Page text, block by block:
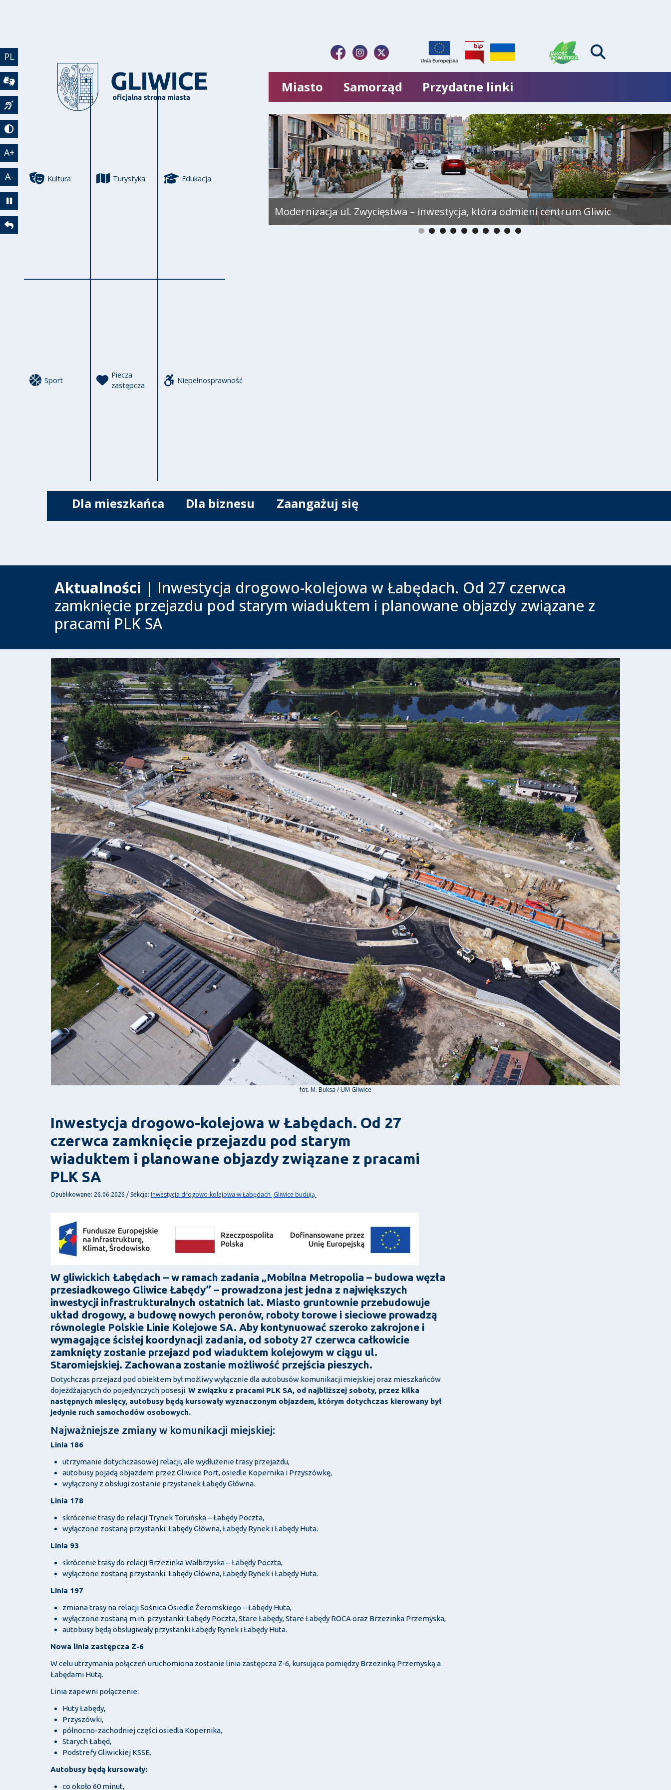
PL
Wideotłumacz
Język migowy
Tryb kontrastowy
A+
A-
Zatrzymaj animację
Powrót
Miasto Samorząd Przydatne linki
Modernizacja ul. Zwycięstwa – inwestycja, która odmieni centrum Gliwic
Kultura Turystyka Edukacja
Sport
Piecza
zastępcza
Niepełnosprawność
Dla mieszkańca Dla biznesu Zaangażuj się
Aktualności | Inwestycja drogowo-kolejowa w Łabędach. Od 27 czerwca
zamknięcie przejazdu pod starym wiaduktem i planowane objazdy związane z
pracami PLK SA
fot. M. Buksa / UM Gliwice
Inwestycja drogowo-kolejowa w Łabędach. Od 27
czerwca zamknięcie przejazdu pod starym
wiaduktem i planowane objazdy związane z pracami
PLK SA
Opublikowane: 26.06.2026 / Sekcja: Inwestycja drogowo-kolejowa w Łabędach Gliwice budują
W gliwickich Łabędach – w ramach zadania „Mobilna Metropolia – budowa węzła
przesiadkowego Gliwice Łabędy” – prowadzona jest jedna z największych
inwestycji infrastrukturalnych ostatnich lat. Miasto gruntownie przebudowuje
układ drogowy, a budowę nowych peronów, roboty torowe i sieciowe prowadzą
równolegle Polskie Linie Kolejowe SA. Aby kontynuować szeroko zakrojone i
wymagające ścisłej koordynacji zadania, od soboty 27 czerwca całkowicie
zamknięty zostanie przejazd pod wiaduktem kolejowym w ciągu ul.
Staromiejskiej. Zachowana zostanie możliwość przejścia pieszych.
Dotychczas przejazd pod obiektem był możliwy wyłącznie dla autobusów komunikacji miejskiej oraz mieszkańców
dojeżdżających do pojedynczych posesji. W związku z pracami PLK SA, od najbliższej soboty, przez kilka
następnych miesięcy, autobusy będą kursowały wyznaczonym objazdem, którym dotychczas kierowany był
jedynie ruch samochodów osobowych.
Najważniejsze zmiany w komunikacji miejskiej:
Linia 186
utrzymanie dotychczasowej relacji, ale wydłużenie trasy przejazdu,
autobusy pojadą objazdem przez Gliwice Port, osiedle Kopernika i Przyszówkę,
wyłączony z obsługi zostanie przystanek Łabędy Główna.
Linia 178
skrócenie trasy do relacji Trynek Toruńska – Łabędy Poczta,
wyłączone zostaną przystanki: Łabędy Główna, Łabędy Rynek i Łabędy Huta.
Linia 93
skrócenie trasy do relacji Brzezinka Wałbrzyska – Łabędy Poczta,
wyłączone zostaną przystanki: Łabędy Główna, Łabędy Rynek i Łabędy Huta.
Linia 197
zmiana trasy na relacji Sośnica Osiedle Żeromskiego – Łabędy Huta,
wyłączone zostaną m.in. przystanki: Łabędy Poczta, Stare Łabędy, Stare Łabędy ROCA oraz Brzezinka Przemyska,
autobusy będą obsługiwały przystanki Łabędy Rynek i Łabędy Huta.
Nowa linia zastępcza Z-6
W celu utrzymania połączeń uruchomiona zostanie linia zastępcza Z-6, kursująca pomiędzy Brzezinką Przemyską a
Łabędami Hutą.
Linia zapewni połączenie:
Huty Łabędy,
Przyszówki,
północno-zachodniej części osiedla Kopernika,
Starych Łabęd,
Podstrefy Gliwickiej KSSE.
Autobusy będą kursowały:
co około 60 minut,